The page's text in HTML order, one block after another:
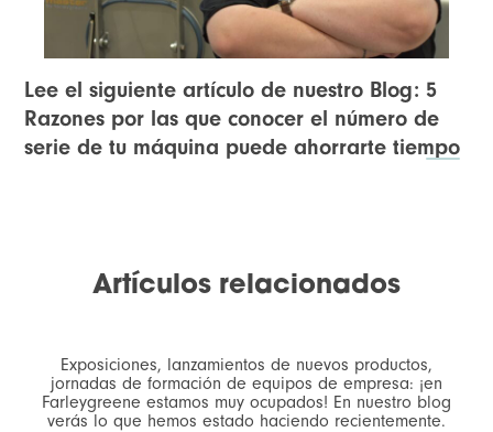
Lee el siguiente artículo de nuestro Blog: 5
Razones por las que conocer el número de
serie de tu máquina puede ahorrarte tiempo
Artículos relacionados
Exposiciones, lanzamientos de nuevos productos,
jornadas de formación de equipos de empresa: ¡en
Farleygreene estamos muy ocupados! En nuestro blog
verás lo que hemos estado haciendo recientemente.